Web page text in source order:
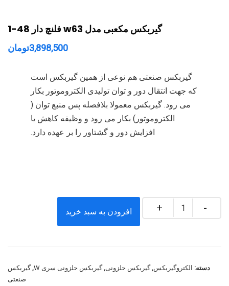
گیربکس مکعبی مدل w63 فلنچ دار 48-1
3,898,500تومان
گیربکس صنعتی هم نوعی از همین گیربکس است
که جهت انتقال دور و توان تولیدی الکتروموتور بکار
می رود. گیربکس معمولا بلافصله پس منبع توان (
الکتروموتور) بکار می رود و وظیفه کاهش یا
افزایش دور و گشتاور را بر عهده دارد.
افزودن به سبد خرید
دسته: الکتروگیربکس,گیربکس حلزونی,گیربکس حلزونی سری W ,گیربکس
صنعتی